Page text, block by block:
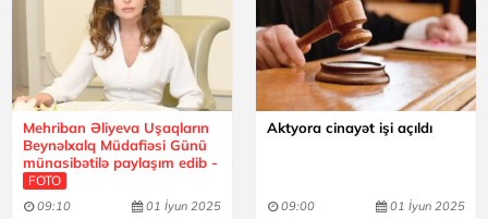
Mehriban Əliyeva Uşaqların
Beynəlxalq Müdafiəsi Günü
münasibətilə paylaşım edib -
FOTO
09:10 01 İyun 2025
Aktyora cinayət işi açıldı
09:00 01 İyun 2025